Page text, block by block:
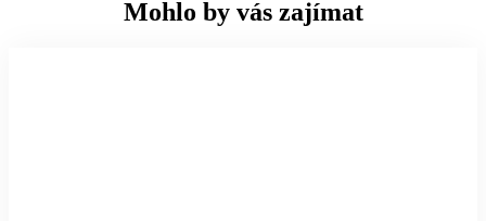
Mohlo by vás zajímat